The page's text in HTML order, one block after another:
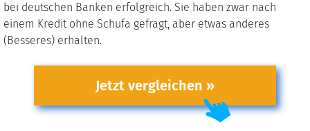
bei deutschen Banken erfolgreich. Sie haben zwar nach
einem Kredit ohne Schufa gefragt, aber etwas anderes
(Besseres) erhalten.
Jetzt vergleichen »